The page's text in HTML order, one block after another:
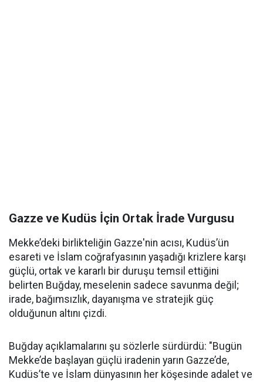
Gazze ve Kudüs İçin Ortak İrade Vurgusu
Mekke’deki birlikteliğin Gazze'nin acısı, Kudüs’ün
esareti ve İslam coğrafyasının yaşadığı krizlere karşı
güçlü, ortak ve kararlı bir duruşu temsil ettiğini
belirten Buğday, meselenin sadece savunma değil;
irade, bağımsızlık, dayanışma ve stratejik güç
olduğunun altını çizdi.
Buğday açıklamalarını şu sözlerle sürdürdü: "Bugün
Mekke’de başlayan güçlü iradenin yarın Gazze’de,
Kudüs’te ve İslam dünyasının her köşesinde adalet ve